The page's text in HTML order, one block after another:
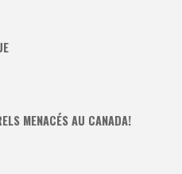
MENACÉS AU CANADA!